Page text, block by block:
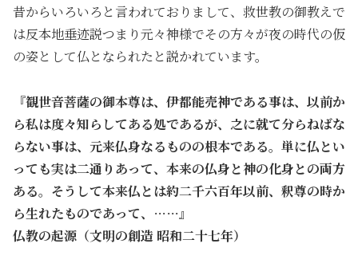
昔からいろいろと言われておりまして、救世教の御教えで
は反本地垂迹説つまり元々神様でその方々が夜の時代の仮
の姿として仏となられたと説かれています。
『観世音菩薩の御本尊は、伊都能売神である事は、以前か
ら私は度々知らしてある処であるが、之に就て分らねばな
らない事は、元来仏身なるものの根本である。単に仏とい
っても実は二通りあって、本来の仏身と神の化身との両方
ある。そうして本来仏とは約二千六百年以前、釈尊の時か
ら生れたものであって、……』
仏教の起源（文明の創造 昭和二十七年）